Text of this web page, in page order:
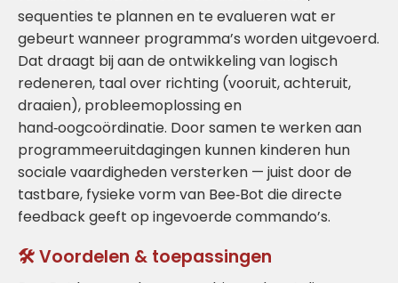
sequenties te plannen en te evalueren wat er
gebeurt wanneer programma’s worden uitgevoerd.
Dat draagt bij aan de ontwikkeling van logisch
redeneren, taal over richting (vooruit, achteruit,
draaien), probleemoplossing en
hand‑oogcoördinatie. Door samen te werken aan
programmeeruitdagingen kunnen kinderen hun
sociale vaardigheden versterken — juist door de
tastbare, fysieke vorm van Bee‑Bot die directe
feedback geeft op ingevoerde commando’s.
🛠️ Voordelen & toepassingen